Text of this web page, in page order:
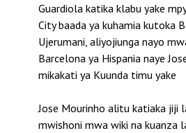
Guardiola katika klabu yake
City baada ya kuhamia kutoka
Ujerumani, aliyojiunga nayo
Barcelona ya Hispania naye
mikakati ya Kuunda timu yake
Jose Mourinho alitu katiaka jiji
mwishoni mwa wiki na kuanza